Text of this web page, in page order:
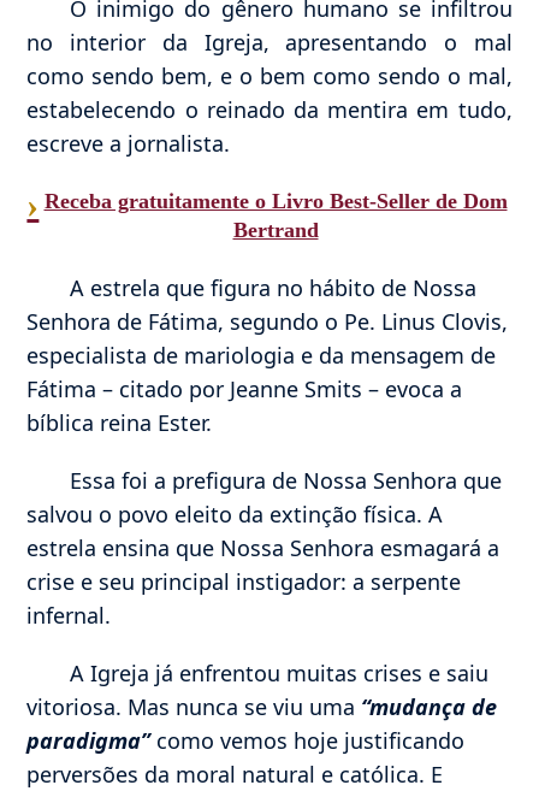
O inimigo do gênero humano se infiltrou
no interior da Igreja, apresentando o mal
como sendo bem, e o bem como sendo o mal,
estabelecendo o reinado da mentira em tudo,
escreve a jornalista.
› Receba gratuitamente o Livro Best-Seller de Dom
Bertrand
A estrela que figura no hábito de Nossa
Senhora de Fátima, segundo o Pe. Linus Clovis,
especialista de mariologia e da mensagem de
Fátima – citado por Jeanne Smits – evoca a
bíblica reina Ester.
Essa foi a prefigura de Nossa Senhora que
salvou o povo eleito da extinção física. A
estrela ensina que Nossa Senhora esmagará a
crise e seu principal instigador: a serpente
infernal.
A Igreja já enfrentou muitas crises e saiu
vitoriosa. Mas nunca se viu uma “mudança de
paradigma”como vemos hoje justificando
perversões da moral natural e católica. E